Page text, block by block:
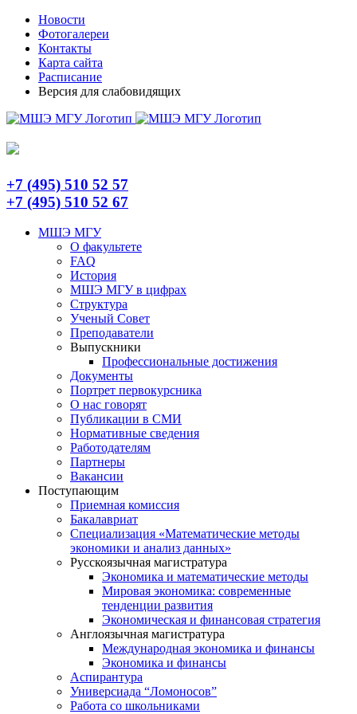
Skip
content
TelegramНовости
Фотогалереи
Контакты
Карта сайта
Расписание
Версия для слабовидящих
+7 (495) 510 52 57
+7 (495) 510 52 67
МШЭ МГУ
О факультете
FAQ
История
МШЭ МГУ в цифрах
Структура
Ученый Совет
Преподаватели
Выпускники
Профессиональные достижения
Документы
Портрет первокурсника
О нас говорят
Публикации в СМИ
Нормативные сведения
Работодателям
Партнеры
Вакансии
Поступающим
Приемная комиссия
Бакалавриат
Специализация «Математические методы
экономики и анализ данных»
Русскоязычная магистратура
Экономика и математические методы
Мировая экономика: современные
тенденции развития
Экономическая и финансовая стратегия
Англоязычная магистратура
Международная экономика и финансы
Экономика и финансы
Аспирантура
Универсиада “Ломоносов”
Работа со школьниками